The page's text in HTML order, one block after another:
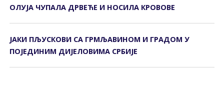
ОЛУЈА ЧУПАЛА ДРВЕЋЕ И НОСИЛА КРОВОВЕ
ЈАКИ ПЉУСКОВИ СА ГРМЉАВИНОМ И ГРАДОМ У
ПОЈЕДИНИМ ДИЈЕЛОВИМА СРБИЈЕ